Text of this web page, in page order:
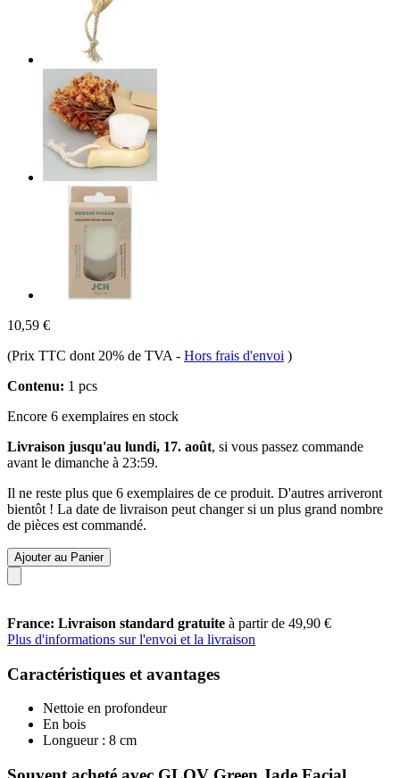
10,59 €
(Prix TTC dont 20% de TVA - Hors frais d'envoi )
Contenu: 1 pcs
Encore 6 exemplaires en stock
Livraison jusqu'au lundi, 17. août, si vous passez commande
avant le dimanche à 23:59.
Il ne reste plus que 6 exemplaires de ce produit. D'autres arriveront
bientôt ! La date de livraison peut changer si un plus grand nombre
de pièces est commandé.
Ajouter au Panier
France: Livraison standard gratuite à partir de 49,90 €
Plus d'informations sur l'envoi et la livraison
Caractéristiques et avantages
Nettoie en profondeur
En bois
Longueur : 8 cm